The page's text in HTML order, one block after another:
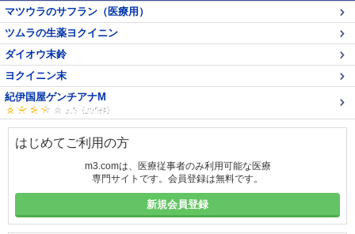
マツウラのサフラン（医療用）
ツムラの生薬ヨクイニン
ダイオウ末鈴
ヨクイニン末
紀伊国屋ゲンチアナM
はじめてご利用の方
m3.comは、医療従事者のみ利用可能な医療
専門サイトです。会員登録は無料です。
新規会員登録